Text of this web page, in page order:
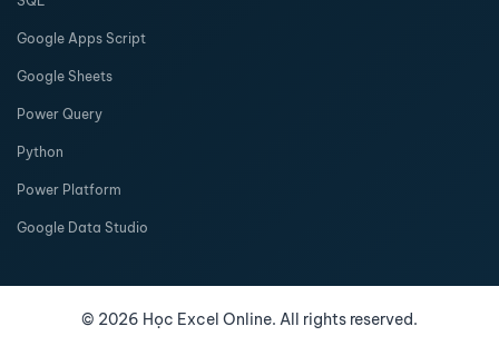
Google Apps Script
Google Sheets
Power Query
Python
Power Platform
Google Data Studio
© 2026 Học Excel Online. All rights reserved.